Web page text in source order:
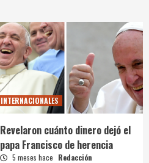
INTERNACIONALES
Revelaron cuánto dinero dejó el
papa Francisco de herencia
5 meses hace Redacción